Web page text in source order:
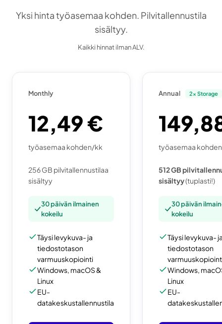
Yksi hinta työasemaa kohden. Pilvitallennustila
sisältyy.
Kaikki hinnat ilman ALV.
Monthly
12,49 €
työasemaa kohden/kk
256 GB pilvitallennustilaa
sisältyy
30 päivän ilmainen
kokeilu
Täysi levykuva- ja
tiedostotason
varmuuskopiointi
Windows, macOS &
Linux
EU-
datakeskustallennustila
Annual 2x Storage
työasemaa
512 GB
sisältyy(tuplasti!)
30 päivän
kokeilu
Täysi levykuva-
tiedostotason
Windows,
Linux
EU-